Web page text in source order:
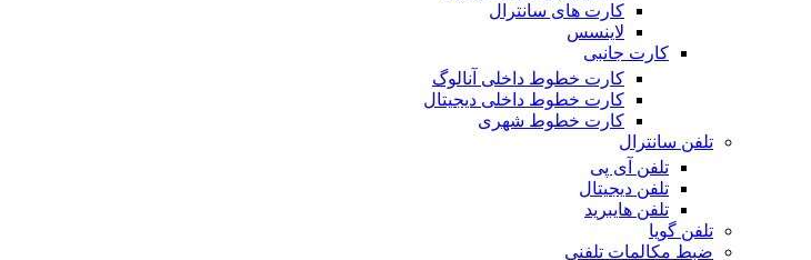
کارت های سانترال
لاینسس
کارت جانبی
کارت خطوط داخلی آنالوگ
کارت خطوط داخلی دیجیتال
کارت خطوط شهری
تلفن سانترال
تلفن آی پی
تلفن دیجیتال
تلفن هایبرید
تلفن گویا
ضبط مکالمات تلفنی